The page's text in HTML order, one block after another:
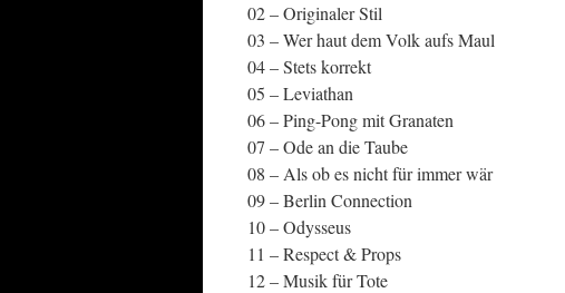
02 – Originaler Stil
03 – Wer haut dem Volk aufs Maul
04 – Stets korrekt
05 – Leviathan
06 – Ping-Pong mit Granaten
07 – Ode an die Taube
08 – Als ob es nicht für immer wär
09 – Berlin Connection
10 – Odysseus
11 – Respect & Props
12 – Musik für Tote